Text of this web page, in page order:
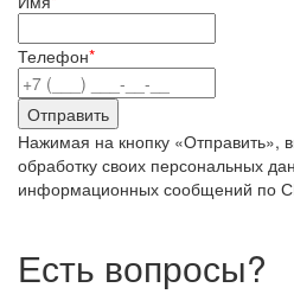
Телефон*
Нажимая на кнопку «Отправить»,
обработку своих персональных
информационных сообщений по
Есть вопросы?